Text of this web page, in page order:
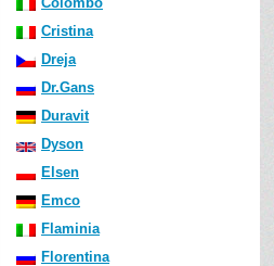
Cristina
Dreja
Dr.Gans
Duravit
Dyson
Elsen
Emco
Flaminia
Florentina